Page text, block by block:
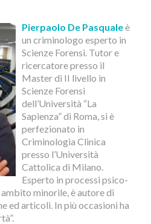
Pierpaolo De Pasqualeè
un criminologo esperto in
Scienze Forensi. Tutor e
ricercatore presso il
Master di II livello in
Scienze Forensi
dell’Università “La
Sapienza” di Roma, si è
perfezionato in
Criminologia Clinica
presso l’Università
Cattolica di Milano.
Esperto in processi psico-
minorile, è autore di
ed articoli. In più occasioni ha